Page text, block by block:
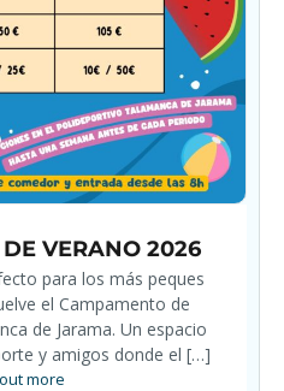
VERANO 2026
para los más peques
el Campamento de
de Jarama. Un espacio
y amigos donde el […]
more